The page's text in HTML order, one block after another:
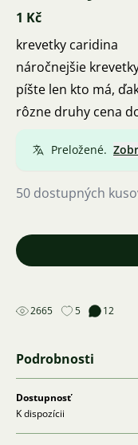
1 Kč
krevetky caridina
náročnejšie
píšte len kto má,
rôzne druhy cena
Preložené.
50 dostupných
2665 5 12
Podrobnosti
Dostupnosť
K dispozícii